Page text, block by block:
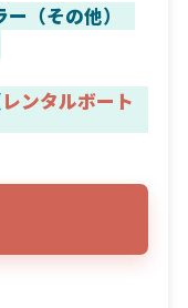
（その他）
レンタルボート